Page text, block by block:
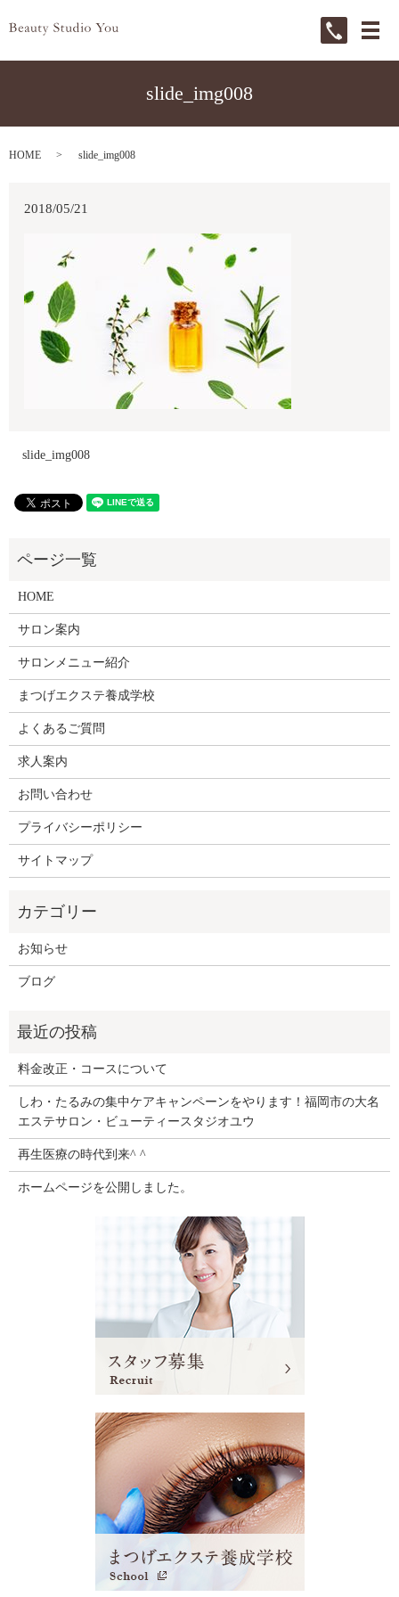
メ
slide_img008
HOME slide_img008
2018/05/21
slide_img008
HOME
サロン案内
サロンメニュー紹介
まつげエクステ養成学校
よくあるご質問
求人案内
お問い合わせ
プライバシーポリシー
サイトマップ
お知らせ
ブログ
料金改正・コースについて
しわ・たるみの集中ケアキャンペーンをやります！福岡市の大名
エステサロン・ビューティースタジオユウ
再生医療の時代到来^ ^
ホームページを公開しました。